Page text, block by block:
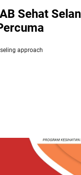
Sehat
approach